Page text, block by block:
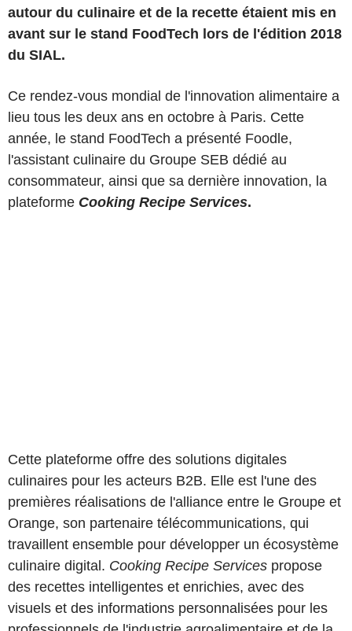
autour du culinaire et de la recette étaient mis en
avant sur le stand FoodTech lors de l'édition 2018
du SIAL.
Ce rendez-vous mondial de l'innovation alimentaire a
lieu tous les deux ans en octobre à Paris. Cette
année, le stand FoodTech a présenté Foodle,
l'assistant culinaire du Groupe SEB dédié au
consommateur, ainsi que sa dernière innovation, la
plateforme Cooking Recipe Services.
Cette plateforme offre des solutions digitales
culinaires pour les acteurs B2B. Elle est l'une des
premières réalisations de l'alliance entre le Groupe et
Orange, son partenaire télécommunications, qui
travaillent ensemble pour développer un écosystème
culinaire digital. Cooking Recipe Services propose
des recettes intelligentes et enrichies, avec des
visuels et des informations personnalisées pour les